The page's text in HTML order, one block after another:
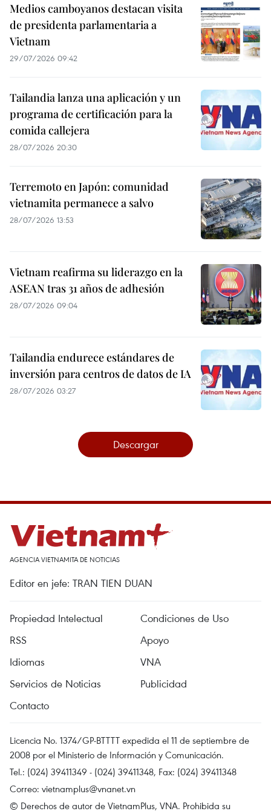
Medios camboyanos destacan visita
de presidenta parlamentaria a
Vietnam
29/07/2026 09:42
Tailandia lanza una aplicación y un
programa de certificación para la
comida callejera
28/07/2026 20:30
Terremoto en Japón: comunidad
vietnamita permanece a salvo
28/07/2026 13:53
Vietnam reafirma su liderazgo en la
ASEAN tras 31 años de adhesión
28/07/2026 09:04
Tailandia endurece estándares de
inversión para centros de datos de IA
28/07/2026 03:27
Descargar
AGENCIA VIETNAMITA DE NOTICIAS
Editor en jefe: TRAN TIEN DUAN
Propiedad Intelectual
Condiciones de Uso
RSS
Apoyo
Idiomas
VNA
Servicios de Noticias
Publicidad
Contacto
Licencia No. 1374/GP-BTTTT expedida el 11 de septiembre de
2008 por el Ministerio de Información y Comunicación.
Tel.: (024) 39411349 - (024) 39411348, Fax: (024) 39411348
Correo: vietnamplus@vnanet.vn
© Derechos de autor de VietnamPlus, VNA. Prohibida su